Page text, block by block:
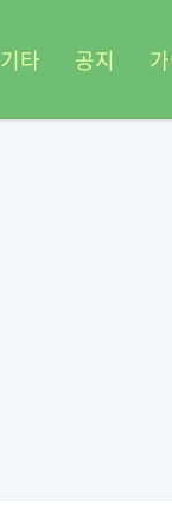
기타 공지